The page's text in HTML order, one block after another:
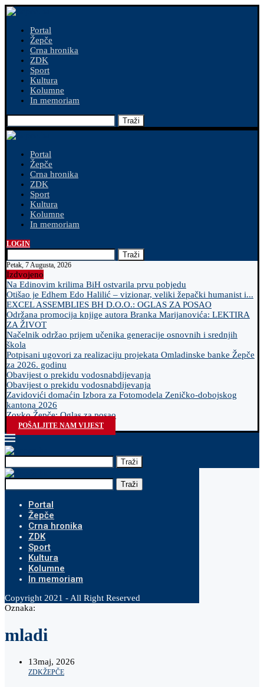
Portal
Žepče
Crna hronika
ZDK
Sport
Kultura
Kolumne
In memoriam
Traži
Portal
Žepče
Crna hronika
ZDK
Sport
Kultura
Kolumne
In memoriam
LOGIN
Traži
Petak, 7 Augusta, 2026
Izdvojeno
Na Edinovim krilima BiH ostvarila prvu pobjedu
Otišao je Edhem Edo Halilić – vizionar, veliki žepački humanist i...
EXCEL ASSEMBLIES BH D.O.O.: OGLAS ZA POSAO
Održana promocija knjige autora Branka Marijanovića: LEKTIRA
ZA ŽIVOT
Načelnik održao prijem učenika generacije osnovnih i srednjih
škola
Potpisani ugovori za realizaciju projekata Omladinske banke Žepče
za 2026. godinu
Obavijest o prekidu vodosnabdijevanja
Obavijest o prekidu vodosnabdijevanja
Zavidovići domaćin Izbora za Fotomodela Zeničko-dobojskog
kantona 2026
Zovko Žepče: Oglas za posao
POŠALJITE NAM VIJEST
Traži
Traži
Portal
Žepče
Crna hronika
ZDK
Sport
Kultura
Kolumne
In memoriam
Copyright 2021 - All Right Reserved
Oznaka:
mladi
13maj, 2026
ZDKŽEPČE